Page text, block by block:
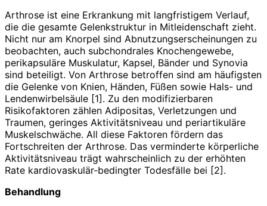
Arthrose ist eine Erkrankung mit langfristigem Verlauf,
die die gesamte Gelenkstruktur in Mitleidenschaft zieht.
Nicht nur am Knorpel sind Abnutzungserscheinungen zu
beobachten, auch subchondrales Knochengewebe,
perikapsuläre Muskulatur, Kapsel, Bänder und Synovia
sind beteiligt. Von Arthrose betroffen sind am häufigsten
die Gelenke von Knien, Händen, Füßen sowie Hals- und
Lendenwirbelsäule [1]. Zu den modifizierbaren
Risikofaktoren zählen Adipositas, Verletzungen und
Traumen, geringes Aktivitätsniveau und periartikuläre
Muskelschwäche. All diese Faktoren fördern das
Fortschreiten der Arthrose. Das verminderte körperliche
Aktivitätsniveau trägt wahrscheinlich zu der erhöhten
Rate kardiovaskulär-bedingter Todesfälle bei [2].
Behandlung